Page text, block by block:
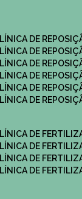
CLÍNICA DE
CLÍNICA DE
CLÍNICA DE
CLÍNICA DE
CLÍNICA DE
CLÍNICA DE
CLÍNICA DE
CLÍNICA DE
CLÍNICA DE
CLÍNICA DE